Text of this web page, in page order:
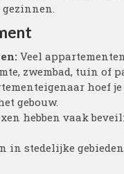
Veel
zwembad, tuin of
hoef
gebouw.
hebben vaak
in stedelijke